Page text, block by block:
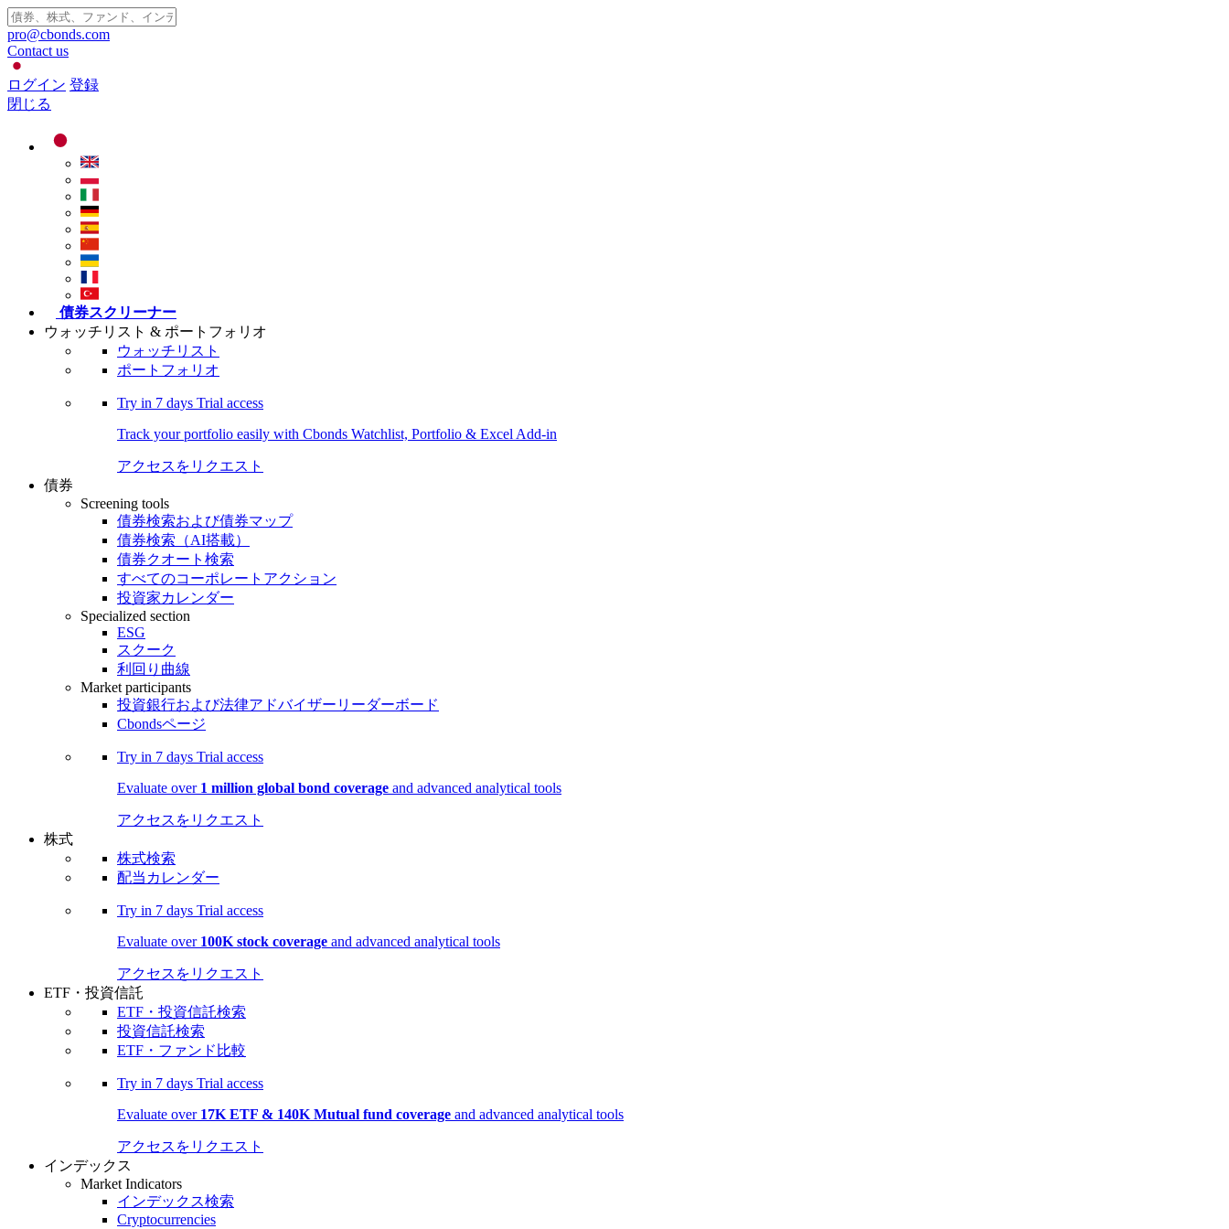
pro@cbonds.com
Contact us
ログイン 登録
閉じる
債券スクリーナー
ウォッチリスト & ポートフォリオ
ウォッチリスト
ポートフォリオ
Try in 7 days Trial access
Track your portfolio easily with Cbonds Watchlist, Portfolio & Excel Add-in
アクセスをリクエスト
債券
Screening tools
債券検索および債券マップ
債券検索（AI搭載）
債券クオート検索
すべてのコーポレートアクション
投資家カレンダー
Specialized section
ESG
スクーク
利回り曲線
Market participants
投資銀行および法律アドバイザーリーダーボード
Cbondsページ
Try in 7 days Trial access
Evaluate over 1 million global bond coverage and advanced analytical tools
アクセスをリクエスト
株式
株式検索
配当カレンダー
Try in 7 days Trial access
Evaluate over 100K stock coverage and advanced analytical tools
アクセスをリクエスト
ETF・投資信託
ETF・投資信託検索
投資信託検索
ETF・ファンド比較
Try in 7 days Trial access
Evaluate over 17K ETF & 140K Mutual fund coverage and advanced analytical tools
アクセスをリクエスト
インデックス
Market Indicators
インデックス検索
Cryptocurrencies